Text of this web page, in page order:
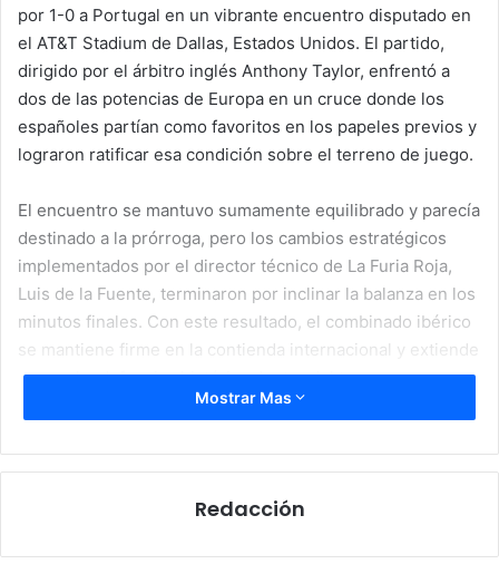
por 1-0 a Portugal en un vibrante encuentro disputado en
el AT&T Stadium de Dallas, Estados Unidos. El partido,
dirigido por el árbitro inglés Anthony Taylor, enfrentó a
dos de las potencias de Europa en un cruce donde los
españoles partían como favoritos en los papeles previos y
lograron ratificar esa condición sobre el terreno de juego.
El encuentro se mantuvo sumamente equilibrado y parecía
destinado a la prórroga, pero los cambios estratégicos
implementados por el director técnico de La Furia Roja,
Luis de la Fuente, terminaron por inclinar la balanza en los
minutos finales. Con este resultado, el combinado ibérico
se mantiene firme en la contienda internacional y extiende
una racha defensiva histórica dentro del torneo.
Mostrar Mas
Redacción